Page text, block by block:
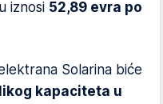
iznosi 52,89 evra po
Solarina biće
kapaciteta u